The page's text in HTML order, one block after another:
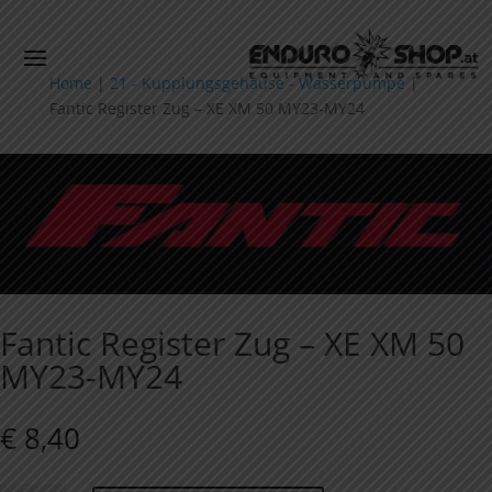
Home | 21 - Kupplungsgehäuse - Wasserpumpe |
Fantic Register Zug – XE XM 50 MY23-MY24
Fantic Register Zug – XE XM 50
MY23-MY24
€ 8,40